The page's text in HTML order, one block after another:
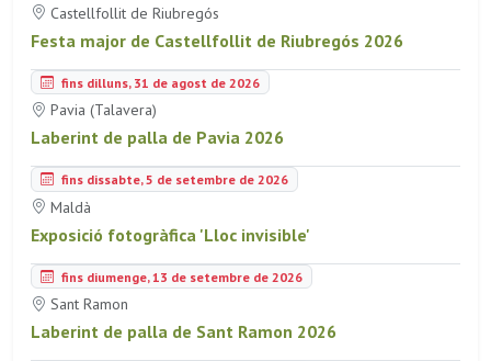
Castellfollit de Riubregós
Festa major de Castellfollit de Riubregós 2026
fins dilluns, 31 de agost de 2026
Pavia (Talavera)
Laberint de palla de Pavia 2026
fins dissabte, 5 de setembre de 2026
Maldà
Exposició fotogràfica 'Lloc invisible'
fins diumenge, 13 de setembre de 2026
Sant Ramon
Laberint de palla de Sant Ramon 2026